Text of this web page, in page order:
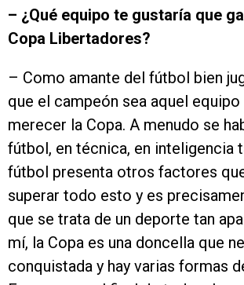
– ¿Qué equipo te gustaría que
Copa Libertadores?
– Como amante del fútbol bien
que el campeón sea aquel equipo
merecer la Copa. A menudo se
fútbol, en técnica, en inteligencia
fútbol presenta otros factores
superar todo esto y es
que se trata de un deporte tan
mí, la Copa es una doncella que
conquistada y hay varias formas